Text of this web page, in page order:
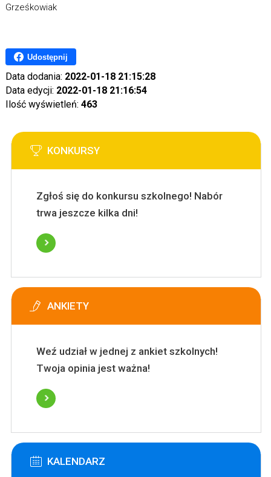
Grześkowiak
Udostępnij
Data dodania: 2022-01-18 21:15:28
Data edycji: 2022-01-18 21:16:54
Ilość wyświetleń: 463
KONKURSY
Zgłoś się do konkursu szkolnego! Nabór
trwa jeszcze kilka dni!
ANKIETY
Weź udział w jednej z ankiet szkolnych!
Twoja opinia jest ważna!
KALENDARZ